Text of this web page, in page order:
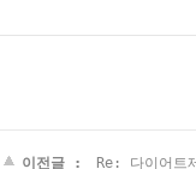
이전글 : Re: 다이어트